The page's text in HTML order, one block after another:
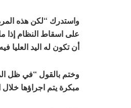
واستدرك “لكن هذه
على اسقاط النظام إذا
أن تكون له اليد العليا
وختم بالقول “في ظل
مبكرة يتم اجراؤها